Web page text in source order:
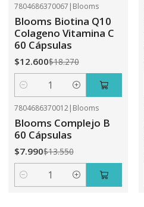
7804686370067 | Blooms
Blooms Biotina Q10
Colageno Vitamina C
60 Cápsulas
$12.600$18.270
Cantidad
7804686370012| Blooms
Blooms Complejo B
60 Cápsulas
$7.990$13.550
Cantidad